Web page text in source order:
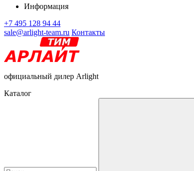
Информация
+7 495 128 94 44
sale@arlight-team.ru Контакты
официальный дилер Arlight
Каталог